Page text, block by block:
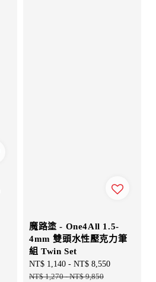
魔路塗 - One4All 1.5-
4mm 雙頭水性壓克力筆
組 Twin Set
Sale
price
NT$ 1,140 - NT$ 8,550
NT$ 1,270-NT$ 9,850